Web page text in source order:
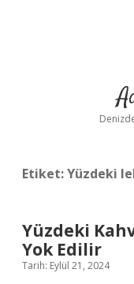
Etiket:Yüzdeki
Yüzdeki
Yok Edilir
Tarih: Eylül 21, 2024